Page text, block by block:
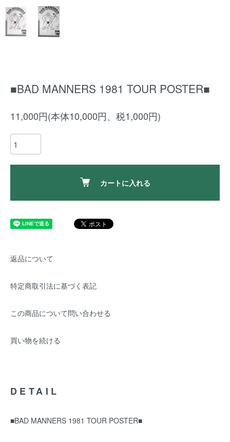
■BAD MANNERS 1981 TOUR POSTER■
11,000円(本体10,000円、税1,000円)
カートに入れる
返品について
特定商取引法に基づく表記
この商品について問い合わせる
買い物を続ける
DETAIL
■BAD MANNERS 1981 TOUR POSTER■